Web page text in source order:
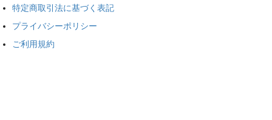
特定商取引法に基づく表記
プライバシーポリシー
ご利用規約